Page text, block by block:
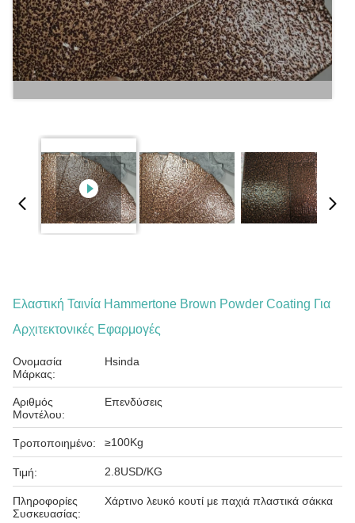
Ελαστική Ταινία Hammertone Brown Powder Coating Για
Αρχιτεκτονικές Εφαρμογές
Ονομασία
Μάρκας:
Hsinda
Αριθμός
Μοντέλου:
Επενδύσεις
Τροποποιημένο: ≥100Kg
Τιμή: 2.8USD/KG
Πληροφορίες
Συσκευασίας:
Χάρτινο λευκό κουτί με παχιά πλαστικά σάκκα